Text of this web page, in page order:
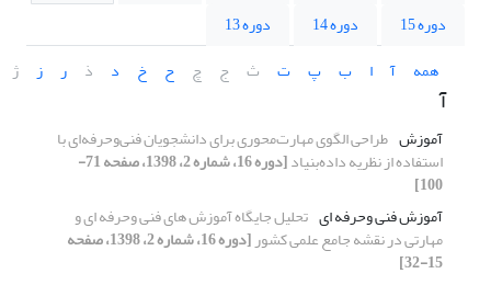
دوره 15
دوره 14
دوره 13
همه
آ ا ب پ ت ث ج چ ح خ د ذ ر ز ژ
آ
آموزش طراحی الگوی مهارت‌محوری برای دانشجویان فنی‌و‌حرفه‌ای با
استفاده از نظریه داده‌بنیاد [دوره 16، شماره 2، 1398، صفحه 71-
100]
آموزش فنی وحرفه ای تحلیل جایگاه آموزش های فنی وحرفه ای و
مهارتی در نقشه جامع علمی کشور [دوره 16، شماره 2، 1398، صفحه
15-32]